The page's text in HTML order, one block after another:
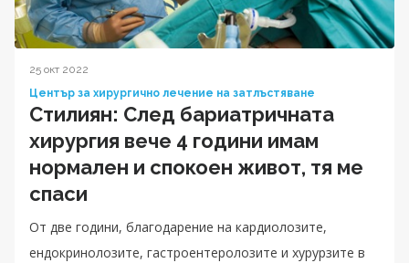
25 окт 2022
Център за хирургично лечение на затлъстяване
Стилиян: След бариатричната
хирургия вече 4 години имам
нормален и спокоен живот, тя ме
спаси
От две години, благодарение на кардиолозите,
ендокринолозите, гастроентеролозите и хурурзите в